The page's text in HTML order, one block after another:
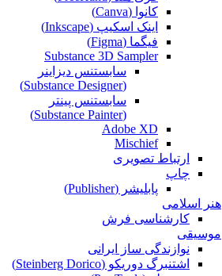
کانوا (Canva)
اینک اسکیپ (Inkscape)
فیگما (Figma‎)
Substance 3D Sampler
سابستنس دیزاینر
(Substance Designer)
سابستنس پینتر
(Substance Painter)
Adobe XD
Mischief
ارتباط تصویری
چاپ
پابلیشر (Publisher)
هنر اسلامی
کارشناسی فرش
موسیقی
نوازندگی ساز ایرانی
اشتنبرگ دوریکو (Steinberg Dorico)